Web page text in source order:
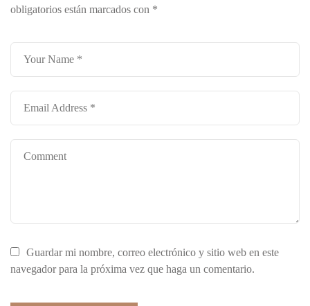
obligatorios están marcados con *
Guardar mi nombre, correo electrónico y sitio web en este
navegador para la próxima vez que haga un comentario.